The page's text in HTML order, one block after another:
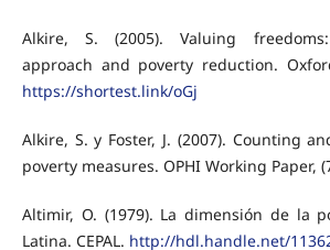
Alkire, S. (2005). Valuing
approach and poverty reduction.
https://shortest.link/oGj
Alkire, S. y Foster, J. (2007). Counting
poverty measures. OPHI Working Paper,
Altimir, O. (1979). La dimensión de la
Latina. CEPAL. http://hdl.handle.net/